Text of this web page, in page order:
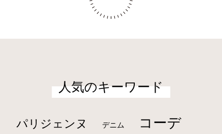
人気のキーワード
パリジェンヌ デニム コーデ